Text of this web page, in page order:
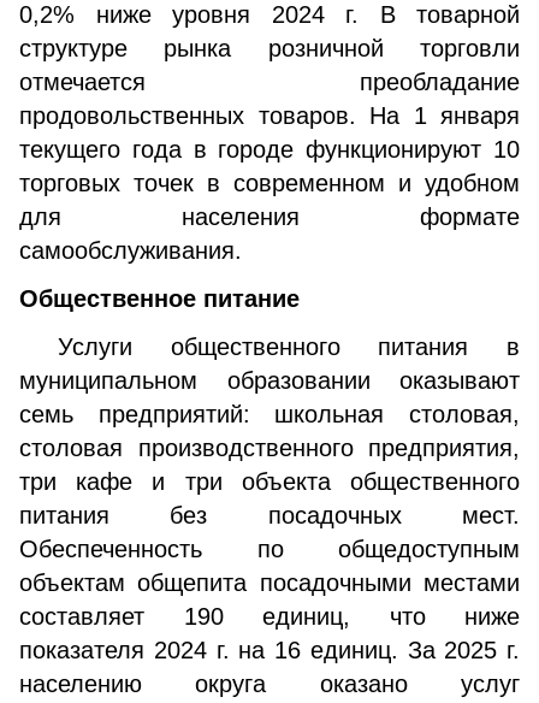
0,2% ниже уровня 2024 г. В товарной
структуре рынка розничной торговли
отмечается преобладание
продовольственных товаров. На 1 января
текущего года в городе функционируют 10
торговых точек в современном и удобном
для населения формате
самообслуживания.
Общественное питание
Услуги общественного питания в
муниципальном образовании оказывают
семь предприятий: школьная столовая,
столовая производственного предприятия,
три кафе и три объекта общественного
питания без посадочных мест.
Обеспеченность по общедоступным
объектам общепита посадочными местами
составляет 190 единиц, что ниже
показателя 2024 г. на 16 единиц. За 2025 г.
населению округа оказано услуг